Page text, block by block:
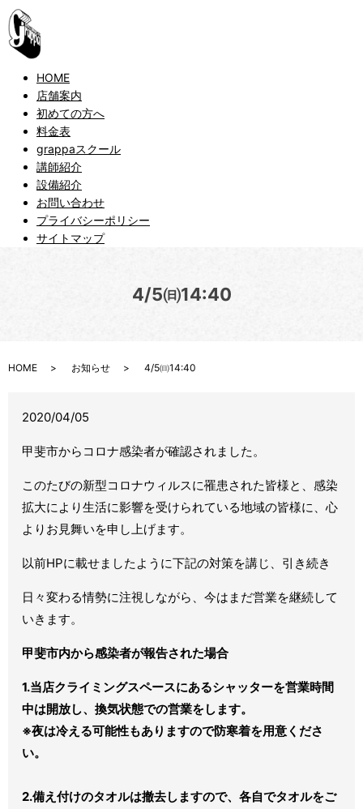
HOME
店舗案内
初めての方へ
料金表
grappaスクール
講師紹介
設備紹介
お問い合わせ
プライバシーポリシー
サイトマップ
4/5㈰14:40
HOME お知らせ 4/5㈰14:40
2020/04/05
甲斐市からコロナ感染者が確認されました。
このたびの新型コロナウィルスに罹患された皆様と、感染
拡大により生活に影響を受けられている地域の皆様に、心
よりお見舞いを申し上げます。
以前HPに載せましたように下記の対策を講じ、引き続き
日々変わる情勢に注視しながら、今はまだ営業を継続して
いきます。
甲斐市内から感染者が報告された場合
1.当店クライミングスペースにあるシャッターを営業時間
中は開放し、換気状態での営業をします。
※夜は冷える可能性もありますので防寒着を用意くださ
い。
2.備え付けのタオルは撤去しますので、各自でタオルをご